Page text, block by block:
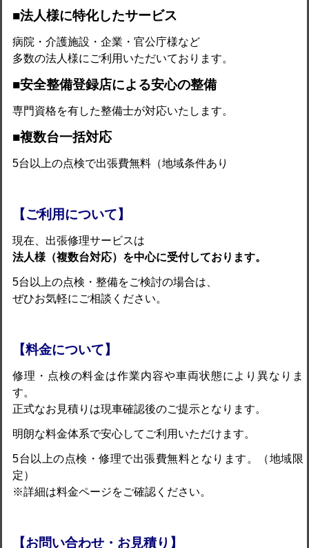
■法人様に特化したサービス
病院・介護施設・企業・官公庁様など
多数の法人様にご利用いただいております。
■安全整備登録店による安心の整備
専門資格を有した整備士が対応いたします。
■複数台一括対応
5台以上の点検で出張費無料（地域条件あり
【ご利用について】
現在、出張修理サービスは
法人様（複数台対応）を中心に受付しております。
5台以上の点検・整備をご検討の場合は、
ぜひお気軽にご相談ください。
【料金について】
修理・点検の料金は作業内容や車両状態により異なりま
す。
正式なお見積りは現車確認後のご提示となります。
明朗な料金体系で安心してご利用いただけます。
5台以上の点検・修理で出張費無料となります。（地域限
定）
※詳細は料金ページをご確認ください。
【お問い合わせ・お見積り】